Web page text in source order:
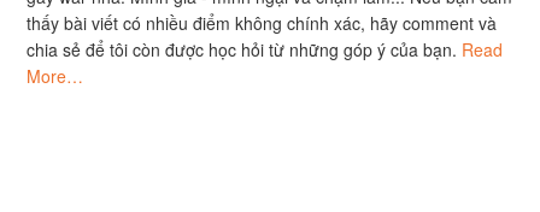
thấy bài viết có nhiều điểm không chính xác, hãy comment và
chia sẻ để tôi còn được học hỏi từ những góp ý của bạn. Read
More…